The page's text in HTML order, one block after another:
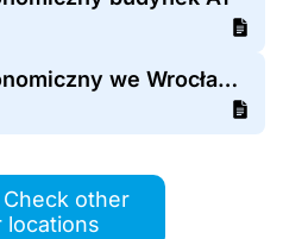
Uniwersytet Ekonomiczny we Wrocławiu Bud. Z
Check other
locations